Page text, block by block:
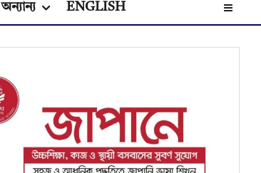
অন্যান্য ENGLISH